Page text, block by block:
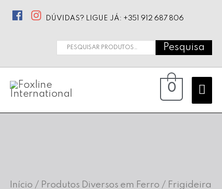
DÚVIDAS? LIGUE JÁ: +351 912 687 806
Pesquisar
Pesquisa
0
Início / Produtos Diversos em Ferro / Frigideira